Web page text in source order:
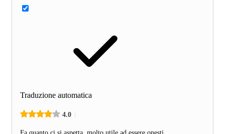
Traduzione automatica
4.0